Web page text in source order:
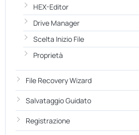
HEX-Editor
Drive Manager
Scelta Inizio File
Proprietà
File Recovery Wizard
Salvataggio Guidato
Registrazione